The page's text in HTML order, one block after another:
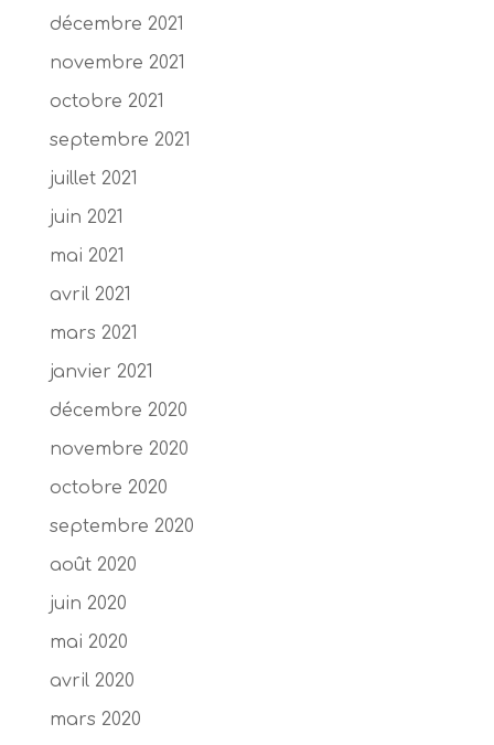
décembre 2021
novembre 2021
octobre 2021
septembre 2021
juillet 2021
juin 2021
mai 2021
avril 2021
mars 2021
janvier 2021
décembre 2020
novembre 2020
octobre 2020
septembre 2020
août 2020
juin 2020
mai 2020
avril 2020
mars 2020